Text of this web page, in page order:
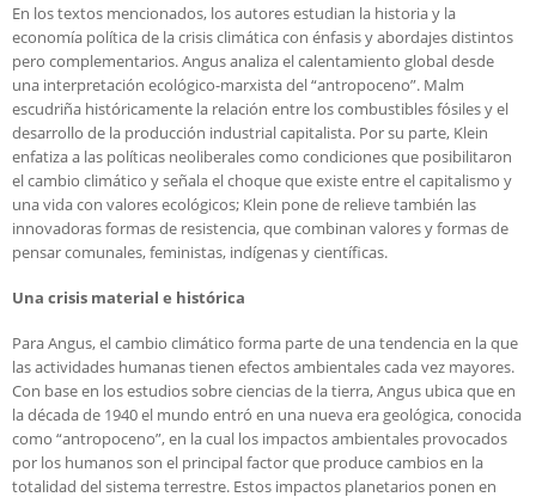
En los textos mencionados, los autores estudian la historia y la
economía política de la crisis climática con énfasis y abordajes distintos
pero complementarios. Angus analiza el calentamiento global desde
una interpretación ecológico-marxista del “antropoceno”. Malm
escudriña históricamente la relación entre los combustibles fósiles y el
desarrollo de la producción industrial capitalista. Por su parte, Klein
enfatiza a las políticas neoliberales como condiciones que posibilitaron
el cambio climático y señala el choque que existe entre el capitalismo y
una vida con valores ecológicos; Klein pone de relieve también las
innovadoras formas de resistencia, que combinan valores y formas de
pensar comunales, feministas, indígenas y científicas.
Una crisis material e histórica
Para Angus, el cambio climático forma parte de una tendencia en la que
las actividades humanas tienen efectos ambientales cada vez mayores.
Con base en los estudios sobre ciencias de la tierra, Angus ubica que en
la década de 1940 el mundo entró en una nueva era geológica, conocida
como “antropoceno”, en la cual los impactos ambientales provocados
por los humanos son el principal factor que produce cambios en la
totalidad del sistema terrestre. Estos impactos planetarios ponen en